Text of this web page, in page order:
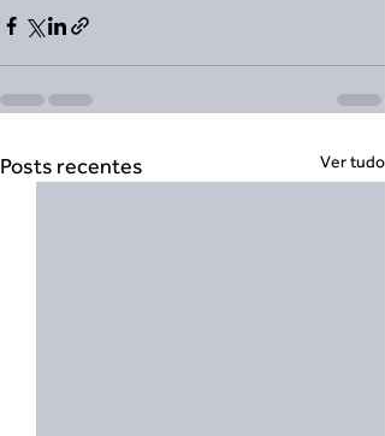
Posts recentes Ver tudo